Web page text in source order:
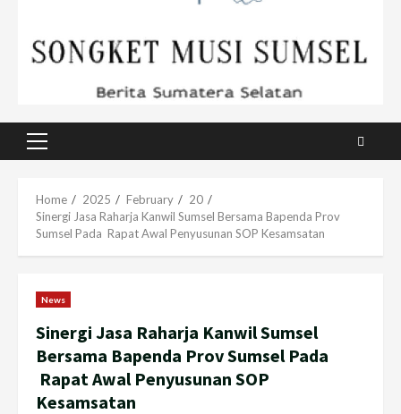
Primary
Home 2025 February
20
Sinergi Jasa Raharja Kanwil Sumsel Bersama Bapenda Prov
Sumsel Pada Rapat Awal Penyusunan SOP Kesamsatan
News
Sinergi Jasa Raharja Kanwil Sumsel
Bersama Bapenda Prov Sumsel Pada
Rapat Awal Penyusunan SOP
Kesamsatan